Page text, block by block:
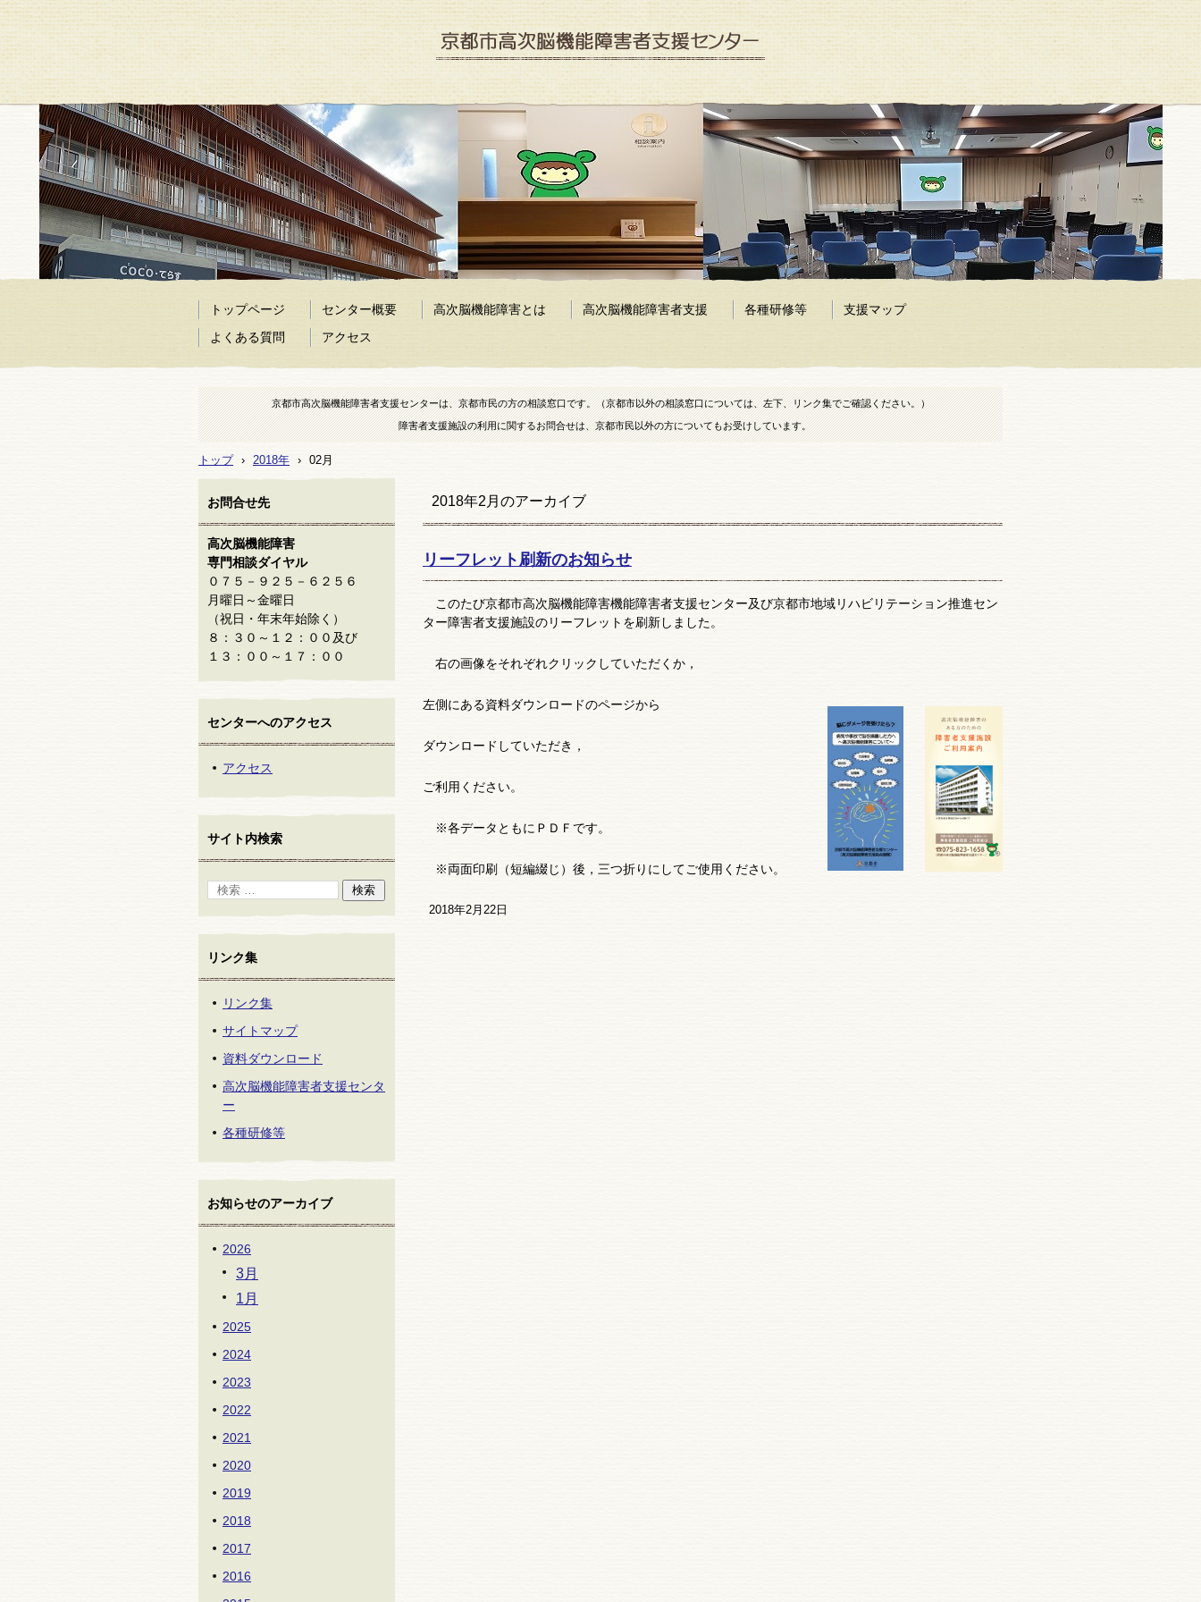
京都市高次脳機能障害者支援センター
京都市高次脳機能障害者支援センターは、京都市民の方の相談窓口です。（京都市以外の相談窓口については、左下、リンク集でご確認ください。）
障害者支援施設の利用に関するお問合せは、京都市民以外の方についてもお受けしています。
トップページ センター概要 高次脳機能障害とは 高次脳機能障害者支援 各種研修等
支援マップ
よくある質問
アクセス
トップ › 2018年 › 02月
2018年2月 のアーカイブ
リーフレット刷新のお知らせ
このたび京都市高次脳機能障害機能障害者支援センター及び京都市地域リハビリテーション推進セン
ター障害者支援施設のリーフレットを刷新しました。
右の画像をそれぞれクリックしていただくか，
左側にある資料ダウンロードのページから
ダウンロードしていただき，
ご利用ください。
※各データともにＰＤＦです。
※両面印刷（短編綴じ）後，三つ折りにしてご使用ください。
2018年2月22日
お問合せ先
高次脳機能障害
専門相談ダイヤル
０７５－９２５－６２５６
月曜日～金曜日
（祝日・年末年始除く）
８：３０～１２：００及び
１３：００～１７：００
センターへのアクセス
アクセス
サイト内検索
リンク集
リンク集
サイトマップ
資料ダウンロード
高次脳機能障害者支援センタ
ー
各種研修等
お知らせのアーカイブ
2026
3月
1月
2025
2024
2023
2022
2021
2020
2019
2018
2017
2016